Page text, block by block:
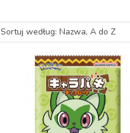
Sortuj według: Nazwa, A do Z